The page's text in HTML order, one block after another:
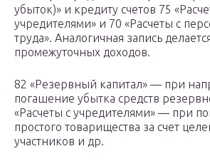
убыток)» и кредиту счетов 75
учредителями» и 70 «Расчеты с
труда». Аналогичная запись
промежуточных доходов.
82 «Резервный капитал» — при
погашение убытка средств
«Расчеты с учредителями» — при
простого товарищества за счет
участников и др.